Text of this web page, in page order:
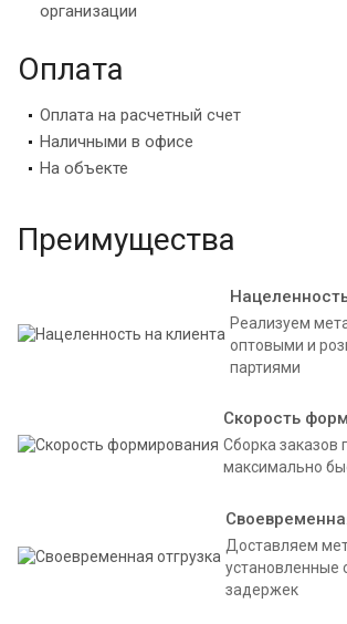
организации
Оплата
Оплата на расчетный счет
Наличными в офисе
На объекте
Преимущества
Реализуем
оптовыми и
партиями
Скорость
Сборка заказов
максимально
Доставляем
установленные
задержек